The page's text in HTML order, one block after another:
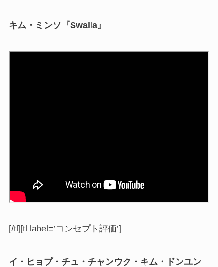
キム・ミンソ『Swalla』
[/tl][tl label=’コンセプト評価’]
イ・ヒョプ・チュ・チャンウク・キム・ドンユン